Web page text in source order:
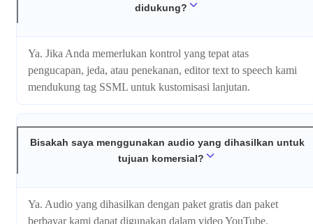
didukung?
Ya. Jika Anda memerlukan kontrol yang tepat atas
pengucapan, jeda, atau penekanan, editor text to speech kami
mendukung tag SSML untuk kustomisasi lanjutan.
Bisakah saya menggunakan audio yang dihasilkan untuk
tujuan komersial?
Ya. Audio yang dihasilkan dengan paket gratis dan paket
berbayar kami dapat digunakan dalam video YouTube,